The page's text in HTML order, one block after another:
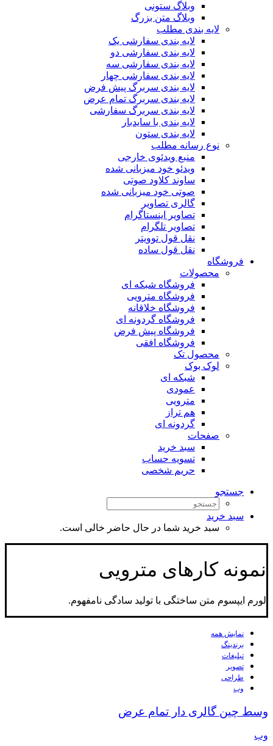
وبلاگ ستونی
وبلاگ متن بزرگ
لایه بندی مطلب
لایه بندی سفارشی یک
لایه بندی سفارشی دو
لایه بندی سفارشی سه
لایه بندی سفارشی چهار
لایه بندی سربرگ پیش فرض
لایه بندی سربرگ تمام عرض
لایه بندی سربرگ سفارشی
لایه بندی با سایدبار
لایه بندی ستون
نوع رسانه مطلب
منبع ویدئوی خارجی
ویدئو خود میزبانی شده
ساوند کلاود صوتی
صوتی خود میزبانی شده
گالری تصاویر
تصاویر اینستاگرام
تصاویر تلگرام
نقل قول توویتر
نقل قول ساده
فروشگاه
محصولات
فروشگاه شبکه ای
فروشگاه مترویی
فروشگاه خلاقانه
فروشگاه گردونه ای
فروشگاه پیش فرض
فروشگاه افقی
محصول تک
لوک بوک
شبکه ای
عمودی
مترویی
هم تراز
گردونه ای
صفحات
سبد خرید
تسویه حساب
حریم شخصی
جستجو
سبد خرید
سبد خرید شما در حال حاضر خالی است.
نمونه کارهای مترویی
لورم ایپسوم متن ساختگی با تولید سادگی نامفهوم.
نمایش همه
برندینگ
تبلیغات
تصویر
طراحی
وب
وسط چین گالری دار تمام عرض
وب